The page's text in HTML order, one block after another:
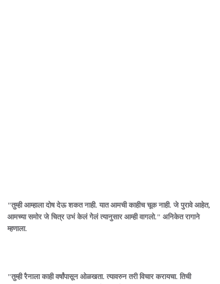
"तुम्ही आम्हाला दोष देऊ शकत नाही. यात आमची काहीच चूक नाही. जे पुरावे आहेत,
आमच्या समोर जे चित्र उभं केलं गेेलं त्यानुसार आम्ही वागलो." अनिकेत रागाने
म्हणाला.
"तुम्ही रैनाला काही वर्षांपासून ओळखता. त्यावरुन तरी विचार करायचा. तिची